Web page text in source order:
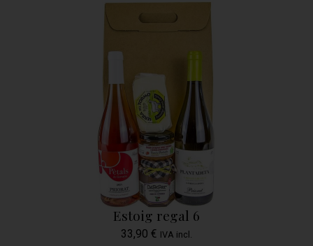
Estoig regal 6
33,90 € IVA incl.